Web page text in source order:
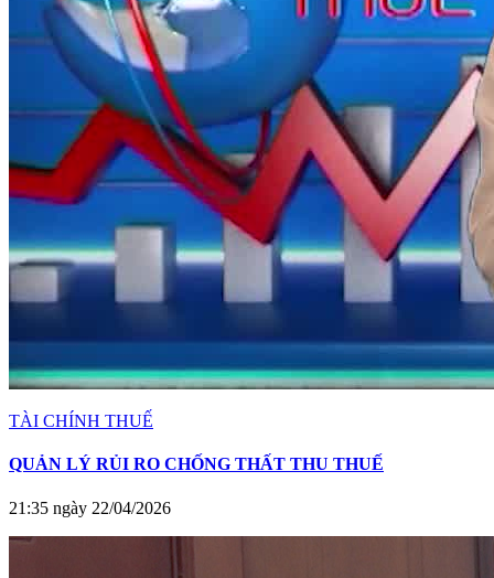
TÀI CHÍNH THUẾ
QUẢN LÝ RỦI RO CHỐNG THẤT THU THUẾ
21:35 ngày 22/04/2026